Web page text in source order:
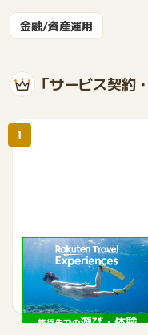
金融/資産運用
「サービス契約
楽天トラベル観光体験
2.5%
1